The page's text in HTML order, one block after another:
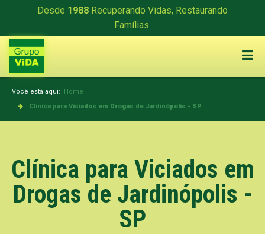
Desde 1988 Recuperando Vidas, Restaurando
Famílias.
Você está aqui: Home
Clínica para Viciados em Drogas de Jardinópolis - SP
Clínica para Viciados em
Drogas de Jardinópolis -
SP